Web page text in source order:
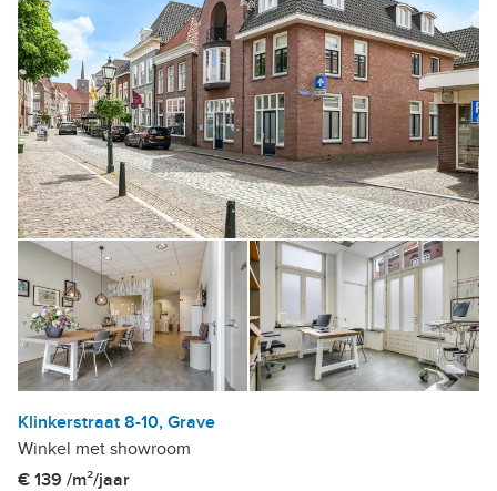
Klinkerstraat 8-10, Grave
Winkel met showroom
€ 139 /m²/jaar